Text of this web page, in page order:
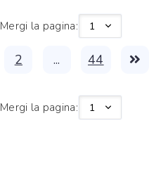
Mergi la pagina:
2 ... 44
Mergi la pagina: